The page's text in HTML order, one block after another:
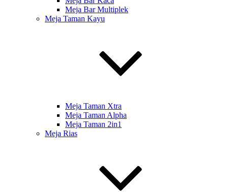
Meja Bar Multiplek
Meja Taman Kayu
Meja Taman Xtra
Meja Taman Alpha
Meja Taman 2in1
Meja Rias